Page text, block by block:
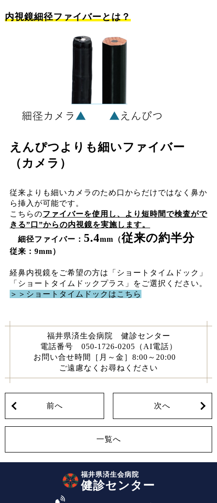
内視鏡細径ファイバーとは？
えんぴつよりも細いファイバー
（カメラ）
従来よりも細いカメラのため口からだけではなく鼻か
ら挿入が可能です。
こちらのファイバーを使用し、より短時間で検査がで
きる”口”からの内視鏡を実施します。
細径ファイバー： 5.4mm（従来の約半分
従来：9mm）
経鼻内視鏡をご希望の方は「ショートタイムドック」
「ショートタイムドックプラス」をご選択ください。
＞＞ショートタイムドックはこちら
福井県済生会病院 健診センター
電話番号 050-1726-0205（AI電話）
お問い合せ時間［月～金］8:00～20:00
ご遠慮なくお尋ねください
前へ 次へ
一覧へ
福井県済生会病院
健診センター